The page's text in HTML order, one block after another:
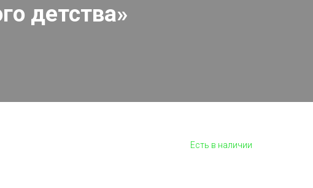
детства»
Есть в наличии